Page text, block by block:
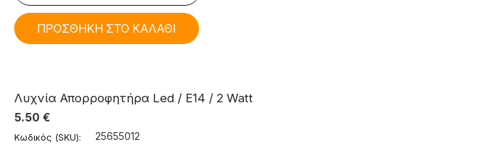
ΠΡΟΣΘΗΚΗ ΣΤΟ ΚΑΛΑΘΙ
Λυχνία Απορροφητήρα Led / E14 / 2 Watt
5.50 €
Κωδικός (SKU): 25655012